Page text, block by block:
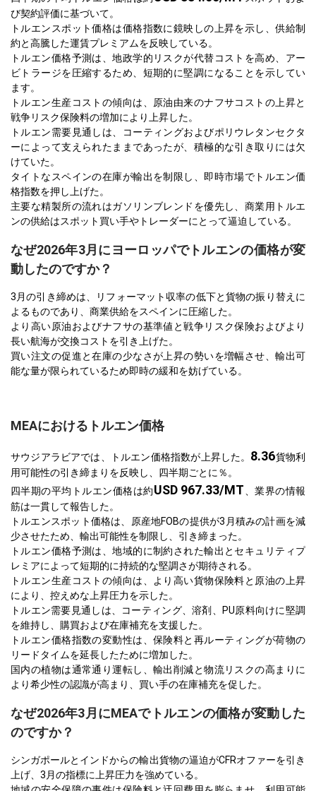
び契約評価に基づいて。
トルエンスポット価格は価格指数に鏡映しの上昇を示し、供給制
約と高騰した運賃プレミアムを反映している。
トルエン価格予測は、地政学的リスクが代替コストを高め、アー
ビトラージを圧縮するため、短期的に堅調になることを示してい
ます。
トルエン生産コストの傾向は、原油由来のナフサコストの上昇と
戦争リスク保険料の増加により上昇した。
トルエン需要見通しは、コーティングおよびポリウレタンセクタ
ーによって支えられたままであったが、積極的な引き取りには欠
けていた。
タイトなスペインの在庫が輸出を制限し、即時市場でトルエン価
格指数を押し上げた。
主要な精製所の流れはガソリンブレンドを優先し、商業用トルエ
ンの供給はスポット買い手やトレーダーにとって逼迫している。
なぜ2026年3月にヨーロッパでトルエンの価格が変
動したのですか？
3月の引き締めは、リフォーマット収率の低下と貨物の振り替えに
よるものであり、商業供給をスペインに圧縮した。
より高い原油およびナフサの基準値と戦争リスク保険およびより
長い航海が交換コストを引き上げた。
買い注文の促進と在庫の少なさが上昇の勢いを増幅させ、輸出可
能な量が限られているため即時の緩和を妨げている。
MEAにおけるトルエン価格
サウジアラビアでは、トルエン価格指数が上昇した。 8.36貨物利
用可能性の引き締まりを反映し、四半期ごとに％。
四半期の平均トルエン価格は約USD 967.33/MT 、業界の情報
筋は一貫して報告した。
トルエンスポット価格は、原産地FOBの提供が3月積みの計画を減
少させたため、輸出可能性を制限し、引き締まった。
トルエン価格予測は、地域的に制約された輸出とセキュリティプ
レミアによって短期的に持続的な堅調さが期待される。
トルエン生産コストの傾向は、より高い貨物保険料と原油の上昇
により、控えめな上昇圧力を示した。
トルエン需要見通しは、コーティング、溶剤、PU原料向けに堅調
を維持し、購買および在庫補充を支援した。
トルエン価格指数の変動性は、保険料と再ルーティングが荷物の
リードタイムを延長したために増加した。
国内の植物は通常通り運転し、輸出削減と物流リスクの高まりに
より希少性の認識が高まり、買い手の在庫補充を促した。
なぜ2026年3月にMEAでトルエンの価格が変動した
のですか？
シンガポールとインドからの輸出貨物の逼迫がCFRオファーを引き
上げ、3月の指標に上昇圧力を強めている。